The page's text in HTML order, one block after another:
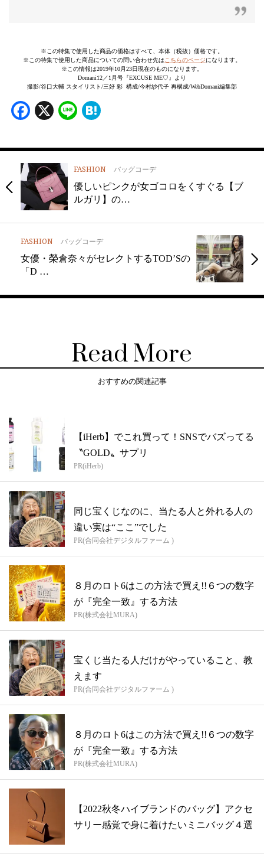
※この特集で使用した商品の価格はすべて、本体（税抜）価格です。
※この特集で使用した商品についての問い合わせ先は こちらのページになります。
※この情報は2019年10月23日現在のものになります。
Domani12／1月号『EXCUSE ME♡』より
撮影/谷口大輔 スタイリスト/三好 彩 構成/今村紗代子 再構成/WebDomani編集部
Facebook
X Line
FASHION バッグコーデ
優しいピンクが女ゴコロをくすぐる【ブ
ルガリ】の…
FASHION バッグコーデ
女優・榮倉奈々がセレクトするTOD’Sの
「D …
Read More
おすすめの関連記事
【iHerb】でこれ買って！SNSでバズってる
〝GOLD〟サプリ
PR(iHerb)
同じ宝くじなのに、当たる人と外れる人の
違い実は“ここ”でした
PR(合同会社デジタルファーム )
８月のロト6はこの方法で買え!!６つの数字
が『完全一致』する方法
PR(株式会社MURA)
宝くじ当たる人だけがやっていること、教
えます
PR(合同会社デジタルファーム )
８月のロト6はこの方法で買え!!６つの数字
が『完全一致』する方法
PR(株式会社MURA)
【2022秋冬ハイブランドのバッグ】アクセ
サリー感覚で身に着けたいミニバッグ４選